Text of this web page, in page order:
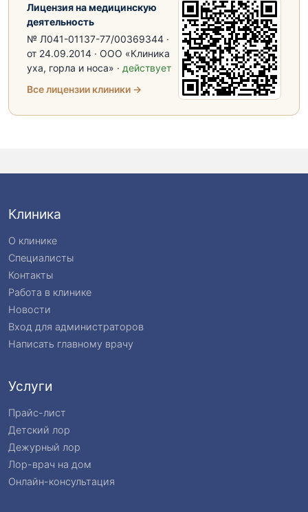
Лицензия на медицинскую
деятельность
№ Л041-01137-77/00369344 ·
от 24.09.2014 · ООО «Клиника
уха, горла и носа» · действует
Все лицензии клиники →
Клиника
О клинике
Специалисты
Контакты
Работа в клинике
Новости
Вход для администраторов
Написать главному врачу
Услуги
Прайс-лист
Детский лор
Дежурный лор
Лор-врач на дом
Онлайн-консультация